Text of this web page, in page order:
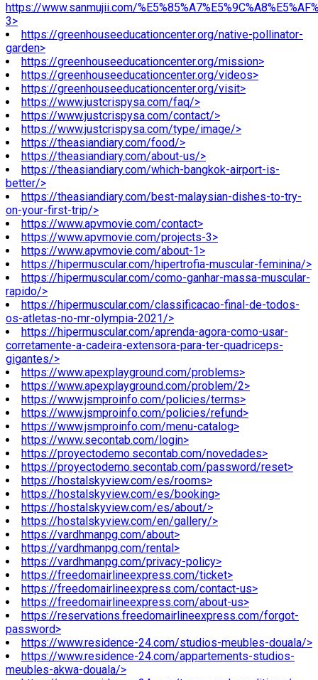
https://www.sanmujii.com/
3>
https://greenhouseeducationcenter.org/native-pollinator-
garden>
https://greenhouseeducationcenter.org/mission>
https://greenhouseeducationcenter.org/videos>
https://greenhouseeducationcenter.org/visit>
https://www.justcrispysa.com/faq/>
https://www.justcrispysa.com/contact/>
https://www.justcrispysa.com/type/image/>
https://theasiandiary.com/food/>
https://theasiandiary.com/about-us/>
https://theasiandiary.com/which-bangkok-airport-is-
better/>
https://theasiandiary.com/best-malaysian-dishes-to-try-
on-your-first-trip/>
https://www.apvmovie.com/contact>
https://www.apvmovie.com/projects-3>
https://www.apvmovie.com/about-1>
https://hipermuscular.com/hipertrofia-muscular-feminina/>
https://hipermuscular.com/como-ganhar-massa-muscular-
rapido/>
https://hipermuscular.com/classificacao-final-de-todos-
os-atletas-no-mr-olympia-2021/>
https://hipermuscular.com/aprenda-agora-como-usar-
corretamente-a-cadeira-extensora-para-ter-quadriceps-
gigantes/>
https://www.apexplayground.com/problems>
https://www.apexplayground.com/problem/2>
https://www.jsmproinfo.com/policies/terms>
https://www.jsmproinfo.com/policies/refund>
https://www.jsmproinfo.com/menu-catalog>
https://www.secontab.com/login>
https://proyectodemo.secontab.com/novedades>
https://proyectodemo.secontab.com/password/reset>
https://hostalskyview.com/es/rooms>
https://hostalskyview.com/es/booking>
https://hostalskyview.com/es/about/>
https://hostalskyview.com/en/gallery/>
https://vardhmanpg.com/about>
https://vardhmanpg.com/rental>
https://vardhmanpg.com/privacy-policy>
https://freedomairlineexpress.com/ticket>
https://freedomairlineexpress.com/contact-us>
https://freedomairlineexpress.com/about-us>
https://reservations.freedomairlineexpress.com/forgot-
password>
https://www.residence-24.com/studios-meubles-douala/>
https://www.residence-24.com/appartements-studios-
meubles-akwa-douala/>